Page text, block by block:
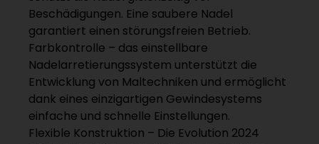
Beschädigungen. Eine saubere Nadel
garantiert einen störungsfreien Betrieb.
Farbkontrolle – das einstellbare
Nadelarretierungssystem unterstützt die
Entwicklung von Maltechniken und ermöglicht
dank eines einzigartigen Gewindesystems
einfache und schnelle Einstellungen.
Flexible Konstruktion – Die Evolution 2024